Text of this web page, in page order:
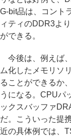
G-bit品は、コント
ィティのDDR3よ
ができる。
今後は、例えば
ム化したメモリソ
ることができるか
うになる。CPUパ
ックスバッファ
だ。こういった提
近の具体例では、